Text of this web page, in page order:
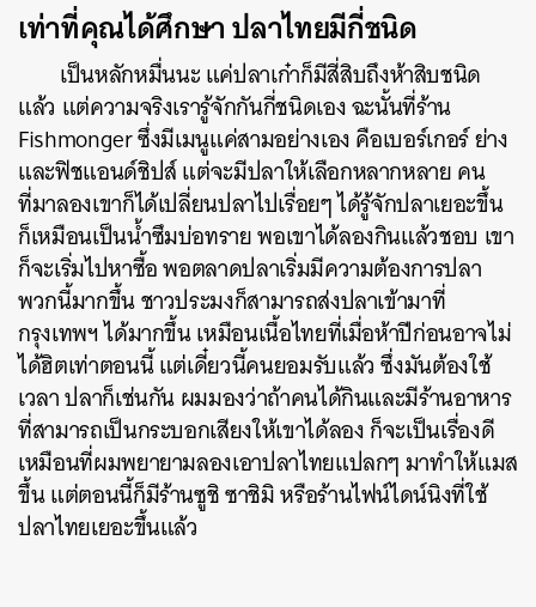
เท่าที่คุณได้ศึกษา ปลาไทยมีกี่ชนิด
เป็นหลักหมื่นนะ แค่ปลาเก๋าก็มีสี่สิบถึงห้าสิบชนิด
แล้ว แต่ความจริงเรารู้จักกันกี่ชนิดเอง ฉะนั้นที่ร้าน
Fishmonger ซึ่งมีเมนูแค่สามอย่างเอง คือเบอร์เกอร์ ย่าง
และฟิชแอนด์ชิปส์ แต่จะมีปลาให้เลือกหลากหลาย คน
ที่มาลองเขาก็ได้เปลี่ยนปลาไปเรื่อยๆ ได้รู้จักปลาเยอะขึ้น
ก็เหมือนเป็นน้ำซึมบ่อทราย พอเขาได้ลองกินแล้วชอบ เขา
ก็จะเริ่มไปหาซื้อ พอตลาดปลาเริ่มมีความต้องการปลา
พวกนี้มากขึ้น ชาวประมงก็สามารถส่งปลาเข้ามาที่
กรุงเทพฯ ได้มากขึ้น เหมือนเนื้อไทยที่เมื่อห้าปีก่อนอาจไม่
ได้ฮิตเท่าตอนนี้ แต่เดี๋ยวนี้คนยอมรับแล้ว ซึ่งมันต้องใช้
เวลา ปลาก็เช่นกัน ผมมองว่าถ้าคนได้กินและมีร้านอาหาร
ที่สามารถเป็นกระบอกเสียงให้เขาได้ลอง ก็จะเป็นเรื่องดี
เหมือนที่ผมพยายามลองเอาปลาไทยแปลกๆ มาทำให้แมส
ขึ้น แต่ตอนนี้ก็มีร้านซูชิ ซาชิมิ หรือร้านไฟน์ไดน์นิงที่ใช้
ปลาไทยเยอะขึ้นแล้ว